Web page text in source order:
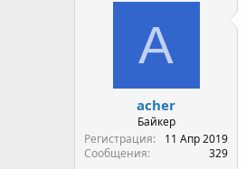
A
acher
Байкер
Регистрация
11 Апр 2019
Сообщения
329